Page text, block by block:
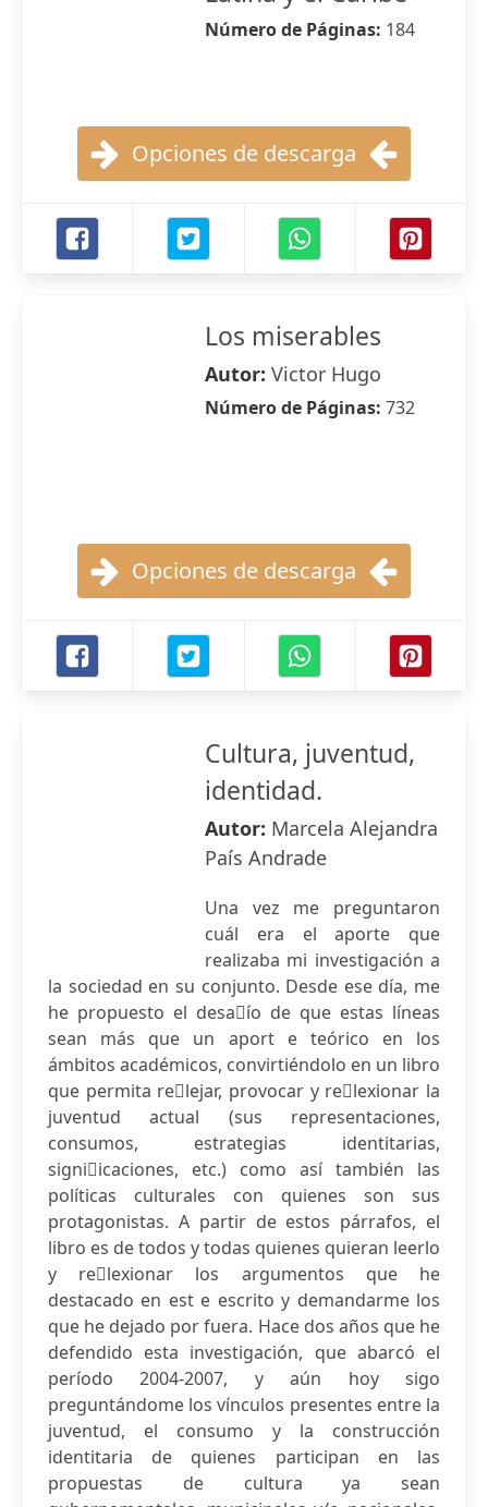
Número de Páginas: 184
Opciones de descarga
Los miserables
Autor: Victor Hugo
Número de Páginas: 732
Opciones de descarga
Cultura, juventud,
identidad.
Autor: Marcela Alejandra
País Andrade
Una vez me preguntaron
cuál era el aporte que
realizaba mi investigación a
la sociedad en su conjunto. Desde ese día, me
he propuesto el desa􀏐ío de que estas líneas
sean más que un aport e teórico en los
ámbitos académicos, convirtiéndolo en un libro
que permita re􀏐lejar, provocar y re􀏐lexionar la
juventud actual (sus representaciones,
consumos, estrategias identitarias,
signi􀏐icaciones, etc.) como así también las
políticas culturales con quienes son sus
protagonistas. A partir de estos párrafos, el
libro es de todos y todas quienes quieran leerlo
y re􀏐lexionar los argumentos que he
destacado en est e escrito y demandarme los
que he dejado por fuera. Hace dos años que he
defendido esta investigación, que abarcó el
período 2004-2007, y aún hoy sigo
preguntándome los vínculos presentes entre la
juventud, el consumo y la construcción
identitaria de quienes participan en las
propuestas de cultura ya sean